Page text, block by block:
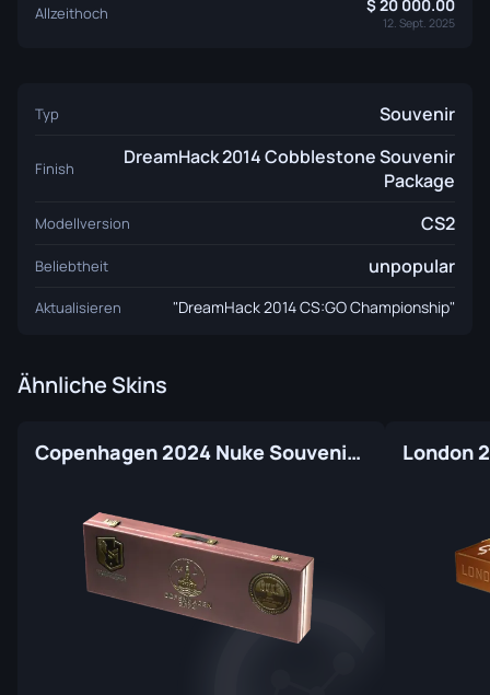
Allzeithoch 20 000.00
12. Sept. 2025
Typ Souvenir
Finish
DreamHack 2014 Cobblestone Souvenir
Package
Modellversion CS2
Beliebtheit unpopular
Aktualisieren "DreamHack 2014 CS:GO Championship"
Ähnliche Skins
Copenhagen 2024 Nuke Souvenir Package